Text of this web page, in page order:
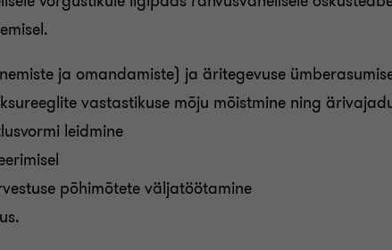
ja omandamiste) ja äritegevuse
vastastikuse mõju mõistmine ning
leidmine
põhimõtete väljatöötamine